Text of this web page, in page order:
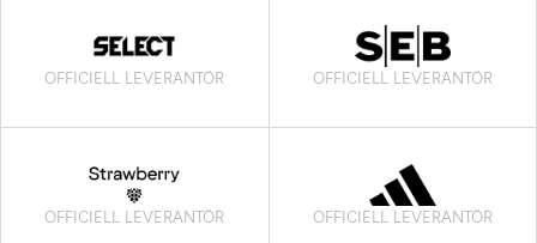
OFFICIELL LEVERANTÖR OFFICIELL LEVERANTÖR
OFFICIELL LEVERANTÖR OFFICIELL LEVERANTÖR